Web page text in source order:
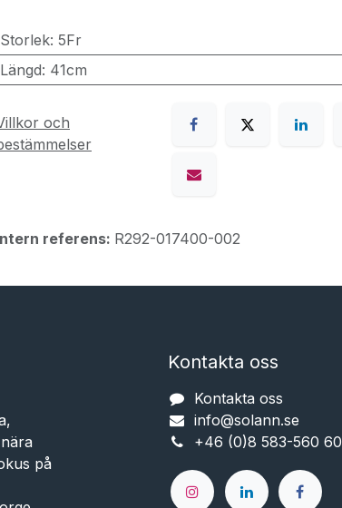
Storlek: 5Fr
Längd: 41cm
och
referens: R292-017400-002
på
Kontakta oss
Kontakta oss
info@solann.se​​​​​​
+46 (0)8 583-560 60